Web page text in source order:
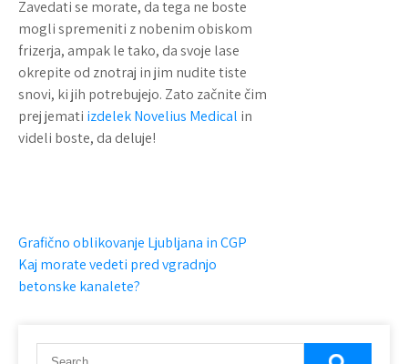
Zavedati se morate, da tega ne boste
mogli spremeniti z nobenim obiskom
frizerja, ampak le tako, da svoje lase
okrepite od znotraj in jim nudite tiste
snovi, ki jih potrebujejo. Zato začnite čim
prej jemati izdelek Novelius Medical in
videli boste, da deluje!
N
a
Grafično oblikovanje Ljubljana in CGP
Kaj morate vedeti pred vgradnjo
betonske kanalete?